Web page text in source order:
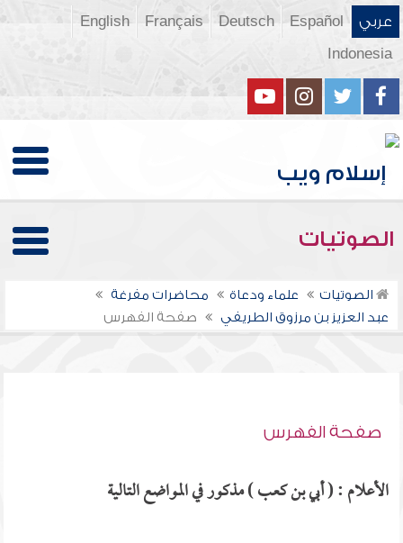
عربي Español
Deutsch
Français
English
Indonesia
الصوتيات
الصوتيات علماء ودعاة
محاضرات مفرغة
عبد العزيز بن مرزوق الطريفي
صفحة الفهرس
صفحة الفهرس
الأعلام : ( أبي بن كعب ) مذكور في المواضع التالية